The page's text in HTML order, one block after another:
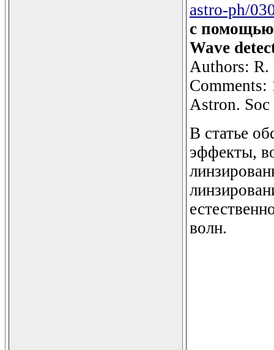
astro-ph/
с
Wave
Authors: R.
Comments:
Astron. Soc
В статье
эффекты,
волн.